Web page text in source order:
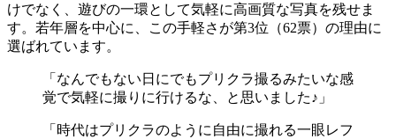
けでなく、遊びの一環として気軽に高画質な写真を残せま
す。若年層を中心に、この手軽さが第3位（62票）の理由に
選ばれています。
「なんでもない日にでもプリクラ撮るみたいな感
覚で気軽に撮りに行けるな、と思いました♪」
「時代はプリクラのように自由に撮れる一眼レフ